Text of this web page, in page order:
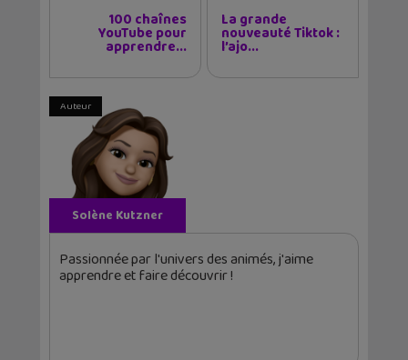
100 chaînes
YouTube pour
apprendre...
La grande
nouveauté Tiktok :
l’ajo...
Auteur
Solène Kutzner
Passionnée par l'univers des animés, j'aime
apprendre et faire découvrir !